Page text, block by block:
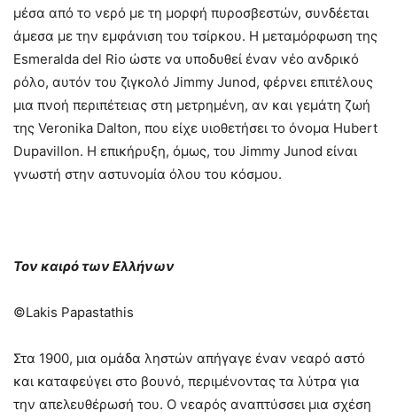
μέσα από το νερό με τη μορφή πυροσβεστών, συνδέεται
άμεσα με την εμφάνιση του τσίρκου. Η μεταμόρφωση της
Esmeralda del Rio ώστε να υποδυθεί έναν νέο ανδρικό
ρόλο, αυτόν του ζιγκολό Jimmy Junod, φέρνει επιτέλους
μια πνοή περιπέτειας στη μετρημένη, αν και γεμάτη ζωή
της Veronika Dalton, που είχε υιοθετήσει το όνομα Hubert
Dupavillon. Η επικήρυξη, όμως, του Jimmy Junod είναι
γνωστή στην αστυνομία όλου του κόσμου.
Τον καιρό των Ελλήνων
©Lakis Papastathis
Στα 1900, μια ομάδα ληστών απήγαγε έναν νεαρό αστό
και καταφεύγει στο βουνό, περιμένοντας τα λύτρα για
την απελευθέρωσή του. Ο νεαρός αναπτύσσει μια σχέση